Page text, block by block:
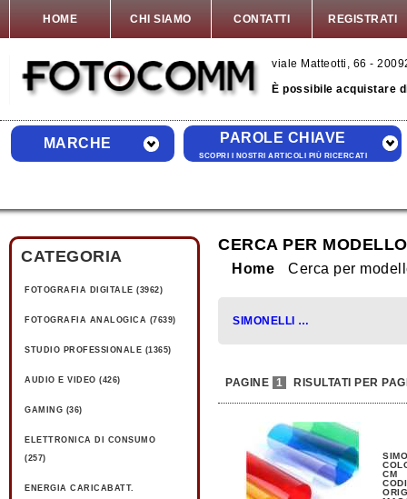
HOME CHI SIAMO CONTATTI REGISTRATI
viale Matteotti, 66 -
È possibile acquistare
MARCHE PAROLE CHIAVE
SCOPRI I NOSTRI ARTICOLI PIÙ RICERCATI
CATEGORIA
FOTOGRAFIA DIGITALE (3962)
FOTOGRAFIA ANALOGICA (7639)
STUDIO PROFESSIONALE (1365)
AUDIO E VIDEO (426)
GAMING (36)
ELETTRONICA DI CONSUMO
(257)
ENERGIA CARICABATT.
CERCA PER
Home Cerca per
SIMONELLI (1)
PAGINE 1 RISULTATI PER
CM